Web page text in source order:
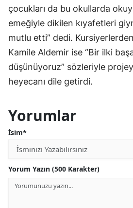
çocukları da bu okullarda
emeğiyle dikilen kıyafetleri
mutlu etti” dedi.
Kamile Aldemir ise “Bir ilki
düşünüyoruz” sözleriyle
heyecanı dile getirdi.
Yorumlar
İsim*
Yorum Yazın (500 Karakter)